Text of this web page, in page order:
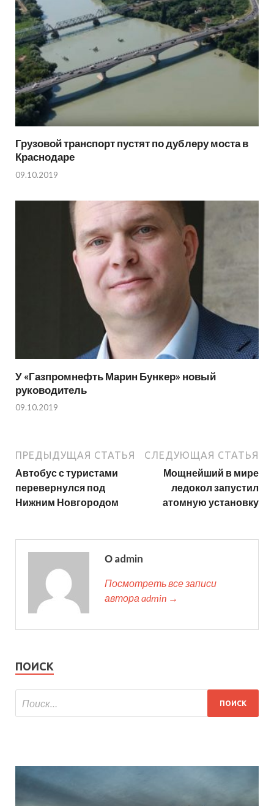
Грузовой транспорт пустят по дублеру моста в
Краснодаре
09.10.2019
У «Газпромнефть Марин Бункер» новый
руководитель
09.10.2019
ПРЕДЫДУЩАЯ СТАТЬЯ
Автобус с туристами
перевернулся под
Нижним Новгородом
СЛЕДУЮЩАЯ СТАТЬЯ
Мощнейший в мире
ледокол запустил
атомную установку
О admin
Посмотреть все записи
автора admin →
ПОИСК